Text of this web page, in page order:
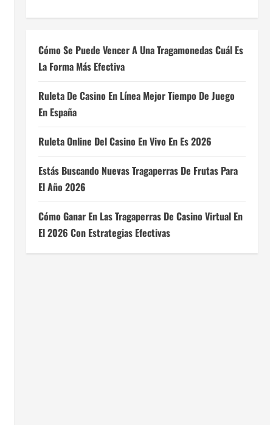
Cómo Se Puede Vencer A Una Tragamonedas Cuál Es
La Forma Más Efectiva
Ruleta De Casino En Línea Mejor Tiempo De Juego
En España
Ruleta Online Del Casino En Vivo En Es 2026
Estás Buscando Nuevas Tragaperras De Frutas Para
El Año 2026
Cómo Ganar En Las Tragaperras De Casino Virtual En
El 2026 Con Estrategias Efectivas